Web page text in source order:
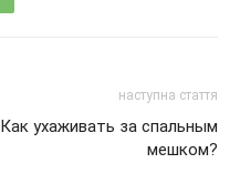
наступна стаття
Как ухаживать за спальным
мешком?